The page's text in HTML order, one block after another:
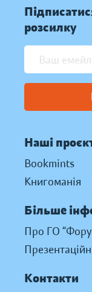
розсилку
Наші
Bookmints
Книгоманія
Більше
Про ГО
Контакти